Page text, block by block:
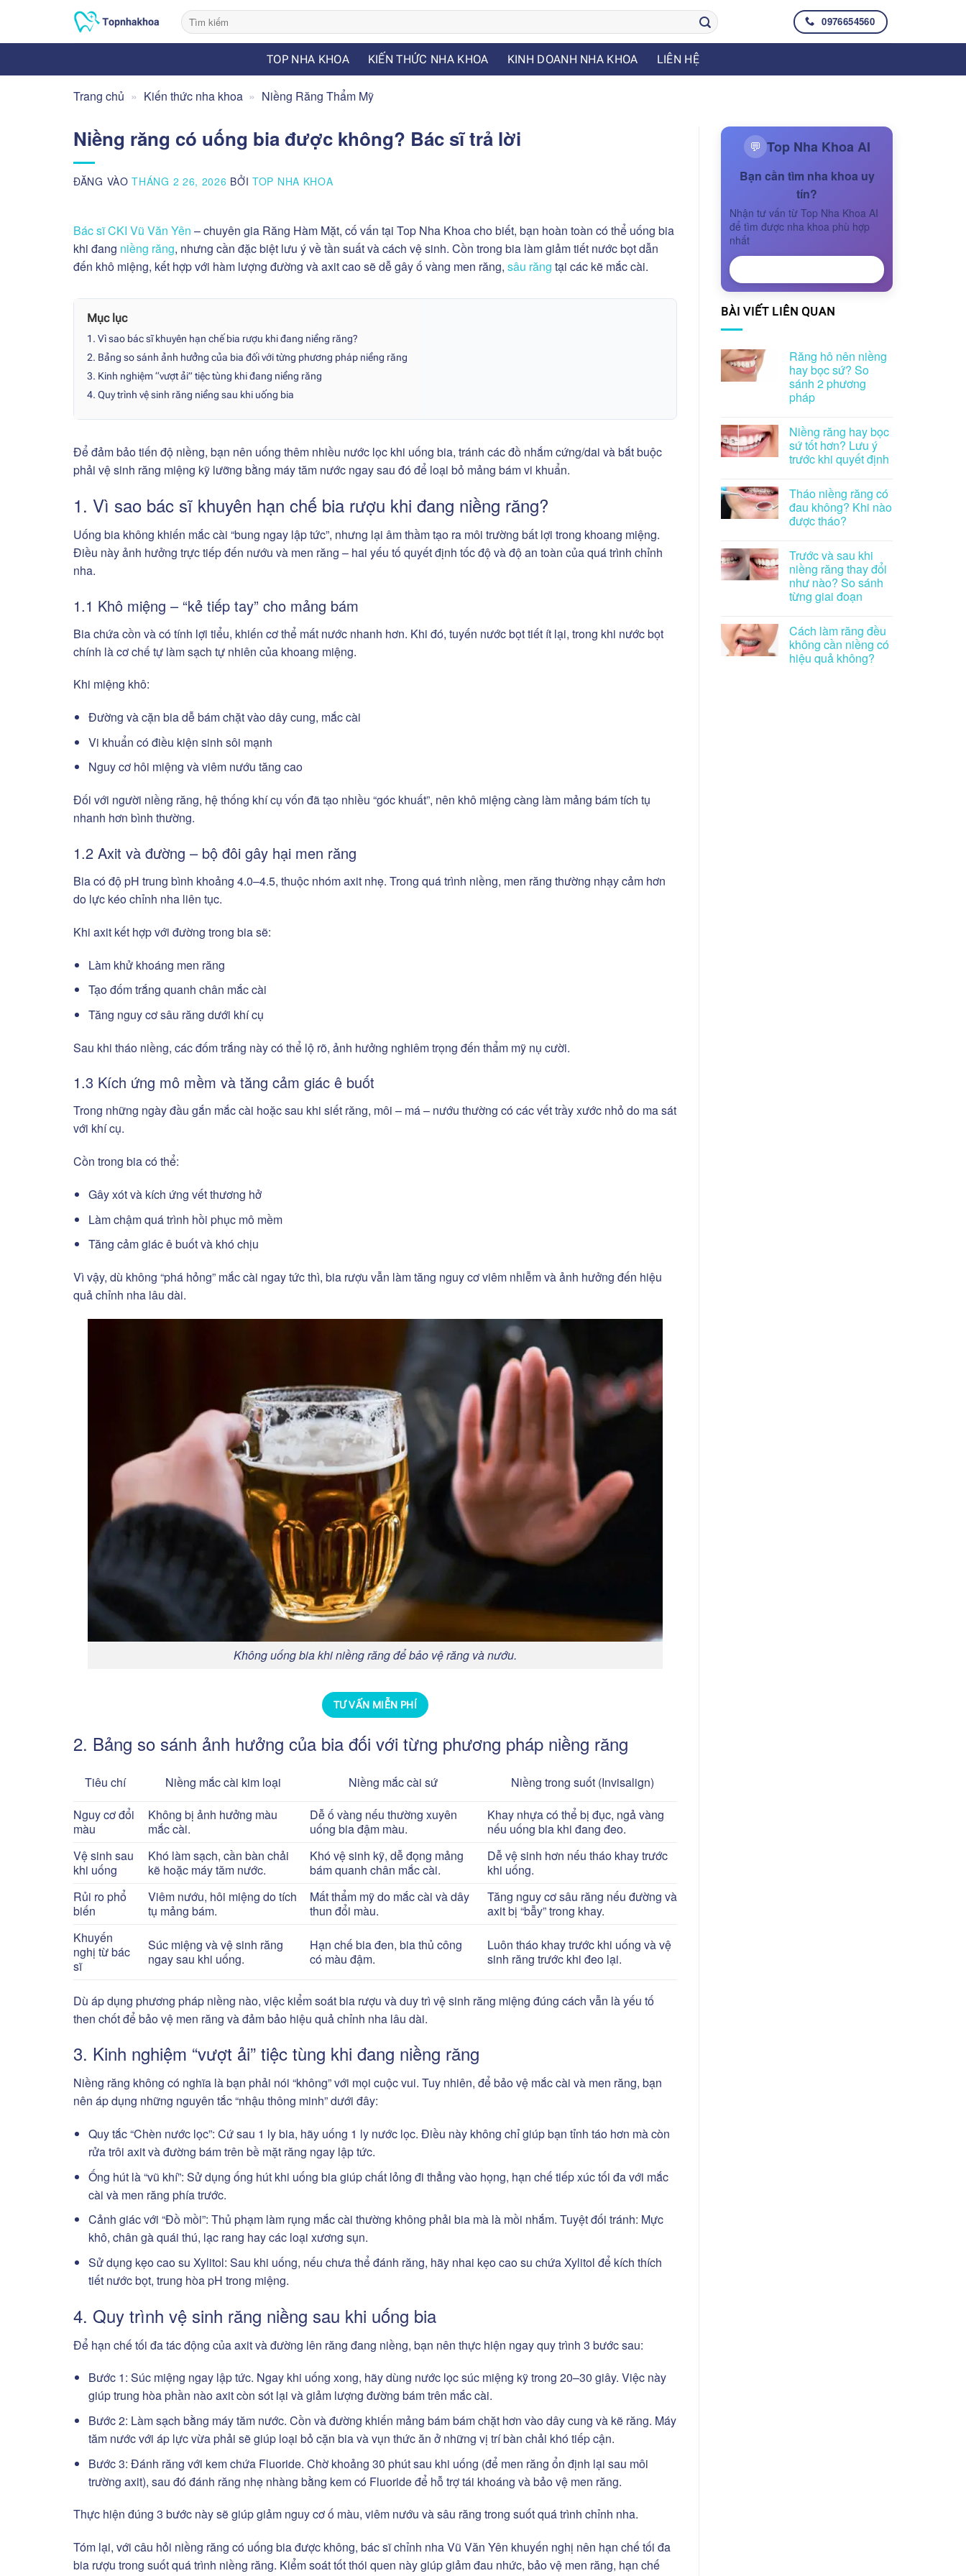
nội
0976654560
TOP NHA KHOA KIẾN THỨC NHA KHOA KINH DOANH NHA KHOA LIÊN HỆ
Trang chủ » Kiến thức nha khoa » Niềng Răng Thẩm Mỹ
Niềng răng có uống bia được không? Bác sĩ trả lời
ĐĂNG VÀOTHÁNG 2 26, 2026 BỞITOP NHA KHOA
Bác sĩ CKI Vũ Văn Yên – chuyên gia Răng Hàm Mặt, cố vấn tại Top Nha Khoa cho biết, bạn hoàn toàn có thể uống bia
khi đang niềng răng, nhưng cần đặc biệt lưu ý về tần suất và cách vệ sinh. Cồn trong bia làm giảm tiết nước bọt dẫn
đến khô miệng, kết hợp với hàm lượng đường và axit cao sẽ dễ gây ố vàng men răng, sâu răng tại các kẽ mắc cài.
Mục lục
1. Vì sao bác sĩ khuyên hạn chế bia rượu khi đang niềng răng?
2. Bảng so sánh ảnh hưởng của bia đối với từng phương pháp niềng răng
3. Kinh nghiệm “vượt ải” tiệc tùng khi đang niềng răng
4. Quy trình vệ sinh răng niềng sau khi uống bia
Để đảm bảo tiến độ niềng, bạn nên uống thêm nhiều nước lọc khi uống bia, tránh các đồ nhắm cứng/dai và bắt buộc
phải vệ sinh răng miệng kỹ lưỡng bằng máy tăm nước ngay sau đó để loại bỏ mảng bám vi khuẩn.
1. Vì sao bác sĩ khuyên hạn chế bia rượu khi đang niềng răng?
Uống bia không khiến mắc cài “bung ngay lập tức”, nhưng lại âm thầm tạo ra môi trường bất lợi trong khoang miệng.
Điều này ảnh hưởng trực tiếp đến nướu và men răng – hai yếu tố quyết định tốc độ và độ an toàn của quá trình chỉnh
nha.
1.1 Khô miệng – “kẻ tiếp tay” cho mảng bám
Bia chứa cồn và có tính lợi tiểu, khiến cơ thể mất nước nhanh hơn. Khi đó, tuyến nước bọt tiết ít lại, trong khi nước bọt
chính là cơ chế tự làm sạch tự nhiên của khoang miệng.
Khi miệng khô:
Đường và cặn bia dễ bám chặt vào dây cung, mắc cài
Vi khuẩn có điều kiện sinh sôi mạnh
Nguy cơ hôi miệng và viêm nướu tăng cao
Đối với người niềng răng, hệ thống khí cụ vốn đã tạo nhiều “góc khuất”, nên khô miệng càng làm mảng bám tích tụ
nhanh hơn bình thường.
1.2 Axit và đường – bộ đôi gây hại men răng
Bia có độ pH trung bình khoảng 4.0–4.5, thuộc nhóm axit nhẹ. Trong quá trình niềng, men răng thường nhạy cảm hơn
do lực kéo chỉnh nha liên tục.
Khi axit kết hợp với đường trong bia sẽ:
Làm khử khoáng men răng
Tạo đốm trắng quanh chân mắc cài
Tăng nguy cơ sâu răng dưới khí cụ
Sau khi tháo niềng, các đốm trắng này có thể lộ rõ, ảnh hưởng nghiêm trọng đến thẩm mỹ nụ cười.
1.3 Kích ứng mô mềm và tăng cảm giác ê buốt
Trong những ngày đầu gắn mắc cài hoặc sau khi siết răng, môi – má – nướu thường có các vết trầy xước nhỏ do ma sát
với khí cụ.
Cồn trong bia có thể:
Gây xót và kích ứng vết thương hở
Làm chậm quá trình hồi phục mô mềm
Tăng cảm giác ê buốt và khó chịu
Vì vậy, dù không “phá hỏng” mắc cài ngay tức thì, bia rượu vẫn làm tăng nguy cơ viêm nhiễm và ảnh hưởng đến hiệu
quả chỉnh nha lâu dài.
Không uống bia khi niềng răng để bảo vệ răng và nướu.
TƯ VẤN MIỄN PHÍ
2. Bảng so sánh ảnh hưởng của bia đối với từng phương pháp niềng răng
Tiêu chí Niềng mắc cài kim loại Niềng mắc cài sứ
Niềng trong suốt (Invisalign)
Nguy cơ đổi
màu
Không bị ảnh hưởng màu
mắc cài.
Dễ ố vàng nếu thường xuyên
uống bia đậm màu.
Khay nhựa có thể bị đục, ngả vàng
nếu uống bia khi đang đeo.
Vệ sinh sau
khi uống
Khó làm sạch, cần bàn chải
kẽ hoặc máy tăm nước.
Khó vệ sinh kỹ, dễ đọng mảng
bám quanh chân mắc cài.
Dễ vệ sinh hơn nếu tháo khay trước
khi uống.
Rủi ro phổ
biến
Viêm nướu, hôi miệng do tích
tụ mảng bám.
Mất thẩm mỹ do mắc cài và dây
thun đổi màu.
Tăng nguy cơ sâu răng nếu đường và
axit bị “bẫy” trong khay.
Khuyến
nghị từ bác
sĩ
Súc miệng và vệ sinh răng
ngay sau khi uống.
Hạn chế bia đen, bia thủ công
có màu đậm.
Luôn tháo khay trước khi uống và vệ
sinh răng trước khi đeo lại.
Dù áp dụng phương pháp niềng nào, việc kiểm soát bia rượu và duy trì vệ sinh răng miệng đúng cách vẫn là yếu tố
then chốt để bảo vệ men răng và đảm bảo hiệu quả chỉnh nha lâu dài.
3. Kinh nghiệm “vượt ải” tiệc tùng khi đang niềng răng
Niềng răng không có nghĩa là bạn phải nói “không” với mọi cuộc vui. Tuy nhiên, để bảo vệ mắc cài và men răng, bạn
nên áp dụng những nguyên tắc “nhậu thông minh” dưới đây:
Quy tắc “Chèn nước lọc”: Cứ sau 1 ly bia, hãy uống 1 ly nước lọc. Điều này không chỉ giúp bạn tỉnh táo hơn mà còn
rửa trôi axit và đường bám trên bề mặt răng ngay lập tức.
Ống hút là “vũ khí”: Sử dụng ống hút khi uống bia giúp chất lỏng đi thẳng vào họng, hạn chế tiếp xúc tối đa với mắc
cài và men răng phía trước.
Cảnh giác với “Đồ mồi”: Thủ phạm làm rụng mắc cài thường không phải bia mà là mồi nhắm. Tuyệt đối tránh: Mực
khô, chân gà quái thú, lạc rang hay các loại xương sụn.
Sử dụng kẹo cao su Xylitol: Sau khi uống, nếu chưa thể đánh răng, hãy nhai kẹo cao su chứa Xylitol để kích thích
tiết nước bọt, trung hòa pH trong miệng.
4. Quy trình vệ sinh răng niềng sau khi uống bia
Để hạn chế tối đa tác động của axit và đường lên răng đang niềng, bạn nên thực hiện ngay quy trình 3 bước sau:
Bước 1: Súc miệng ngay lập tức. Ngay khi uống xong, hãy dùng nước lọc súc miệng kỹ trong 20–30 giây. Việc này
giúp trung hòa phần nào axit còn sót lại và giảm lượng đường bám trên mắc cài.
Bước 2: Làm sạch bằng máy tăm nước. Cồn và đường khiến mảng bám bám chặt hơn vào dây cung và kẽ răng. Máy
tăm nước với áp lực vừa phải sẽ giúp loại bỏ cặn bia và vụn thức ăn ở những vị trí bàn chải khó tiếp cận.
Bước 3: Đánh răng với kem chứa Fluoride. Chờ khoảng 30 phút sau khi uống (để men răng ổn định lại sau môi
trường axit), sau đó đánh răng nhẹ nhàng bằng kem có Fluoride để hỗ trợ tái khoáng và bảo vệ men răng.
Thực hiện đúng 3 bước này sẽ giúp giảm nguy cơ ố màu, viêm nướu và sâu răng trong suốt quá trình chỉnh nha.
Tóm lại, với câu hỏi niềng răng có uống bia được không, bác sĩ chỉnh nha Vũ Văn Yên khuyến nghị nên hạn chế tối đa
bia rượu trong suốt quá trình niềng răng. Kiểm soát tốt thói quen này giúpgiảm đau nhức, bảo vệ men răng, hạn chế
💬 Top Nha Khoa AI
Bạn cần tìm nha khoa uy
tín?
Nhận tư vấn từ Top Nha Khoa AI
để tìm được nha khoa phù hợp
nhất
BÀI VIẾT LIÊN QUAN
Răng hô nên niềng
hay bọc sứ? So
sánh 2 phương
pháp
Niềng răng hay bọc
sứ tốt hơn? Lưu ý
trước khi quyết định
Tháo niềng răng có
đau không? Khi nào
được tháo?
Trước và sau khi
niềng răng thay đổi
như nào? So sánh
từng giai đoạn
Cách làm răng đều
không cần niềng có
hiệu quả không?